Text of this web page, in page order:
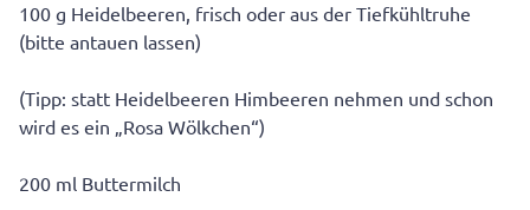
100 g Heidelbeeren, frisch oder aus der Tiefkühltruhe
(bitte antauen lassen)
(Tipp: statt Heidelbeeren Himbeeren nehmen und schon
wird es ein „Rosa Wölkchen“)
200 ml Buttermilch